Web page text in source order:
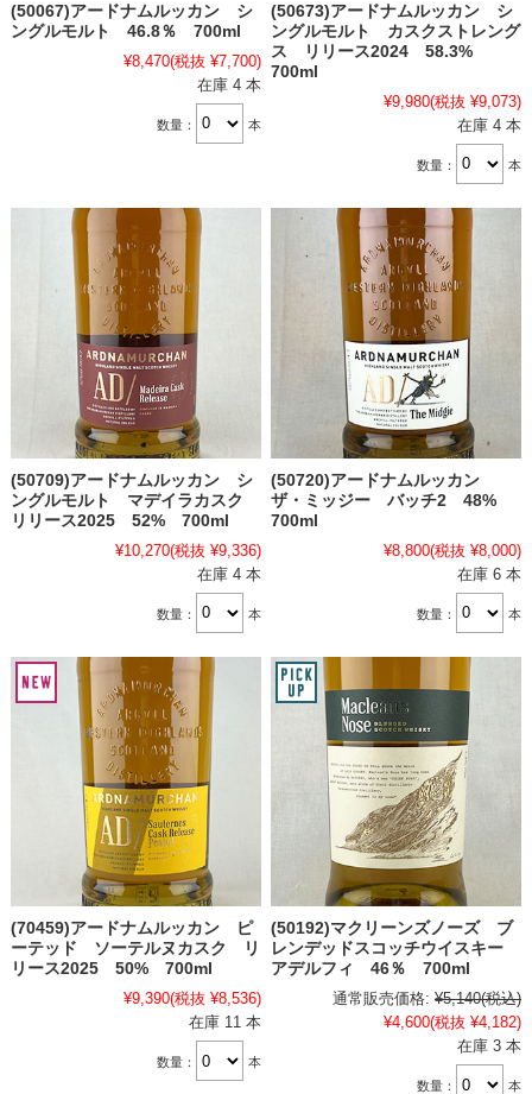
(50067)アードナムルッカン シ
ングルモルト 46.8％ 700ml
¥8,470(税抜 ¥7,700)
在庫 4 本
数量： 本
(50673)アードナムルッカン シ
ングルモルト カスクストレング
ス リリース2024 58.3%
700ml
¥9,980(税抜 ¥9,073)
在庫 4 本
数量： 本
(50709)アードナムルッカン シ
ングルモルト マデイラカスク
リリース2025 52% 700ml
¥10,270(税抜 ¥9,336)
在庫 4 本
数量： 本
(50720)アードナムルッカン
ザ・ミッジー バッチ2 48%
700ml
¥8,800(税抜 ¥8,000)
在庫 6 本
数量： 本
(70459)アードナムルッカン ピ
ーテッド ソーテルヌカスク リ
リース2025 50% 700ml
¥9,390(税抜 ¥8,536)
在庫 11 本
数量： 本
(50192)マクリーンズノーズ ブ
レンデッドスコッチウイスキー
アデルフィ 46％ 700ml
通常販売価格: ¥5,140(税込)
¥4,600(税抜 ¥4,182)
在庫 3 本
数量： 本